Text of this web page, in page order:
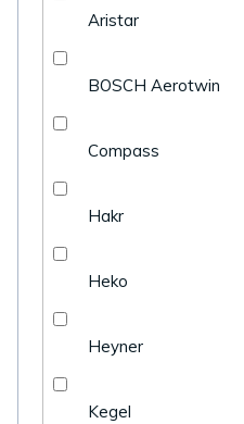
Aristar
BOSCH Aerotwin
Compass
Hakr
Heko
Heyner
Kegel